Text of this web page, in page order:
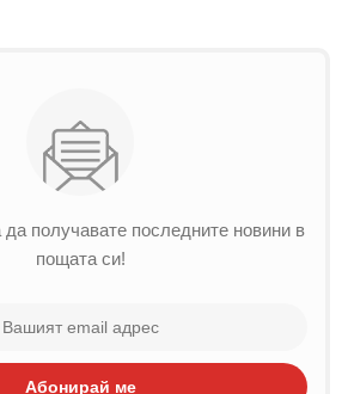
получавате последните новини в
пощата си!
Абонирай ме